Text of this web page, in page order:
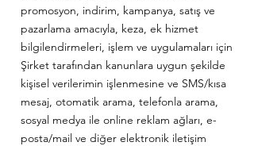
promosyon, indirim, kampanya, satış ve
pazarlama amacıyla, keza, ek hizmet
bilgilendirmeleri, işlem ve uygulamaları için
Şirket tarafından kanunlara uygun şekilde
kişisel verilerimin işlenmesine ve SMS/kısa
mesaj, otomatik arama, telefonla arama,
sosyal medya ile online reklam ağları, e-
posta/mail ve diğer elektronik iletişim